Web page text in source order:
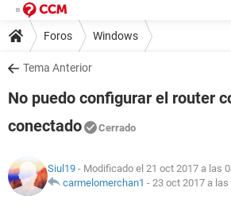
Foros Windows
Tema Anterior
No puedo configurar el router
conectado
Cerrado
Siul19 - Modificado el 21 oct 2017 a las
carmelomerchan1 - 23 oct 2017 a las